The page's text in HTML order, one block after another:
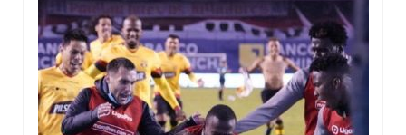
Opinión
Entreletras
Ciencia
Mundo